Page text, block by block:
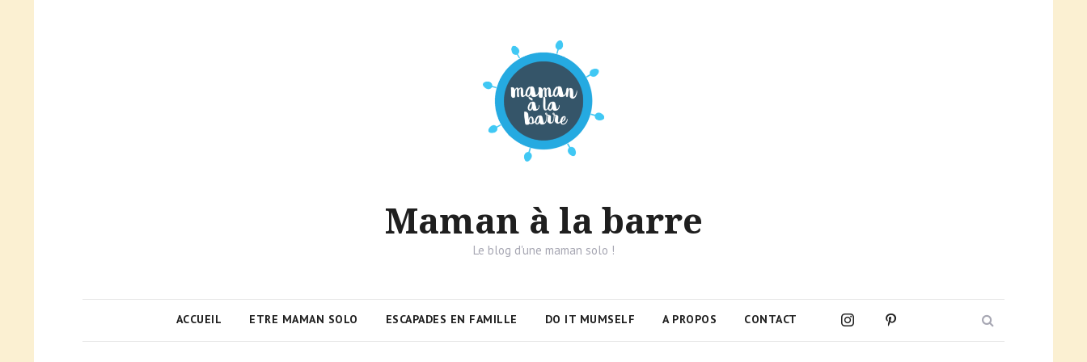
Maman à la barre
Le blog d'une maman solo !
ACCUEIL ETRE MAMAN SOLO ESCAPADES EN FAMILLE DO IT MUMSELF A PROPOS CONTACT